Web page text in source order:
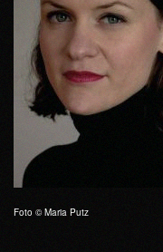
Foto © Maria Putz